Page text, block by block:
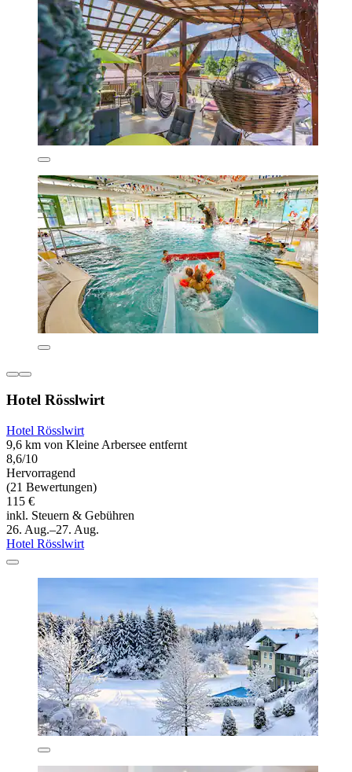
Hotel Rösslwirt
Hotel Rösslwirt
9,6 km von Kleine Arbersee entfernt
8,6/10
Hervorragend
(21 Bewertungen)
115 €
inkl. Steuern & Gebühren
26. Aug.–27. Aug.
Hotel Rösslwirt